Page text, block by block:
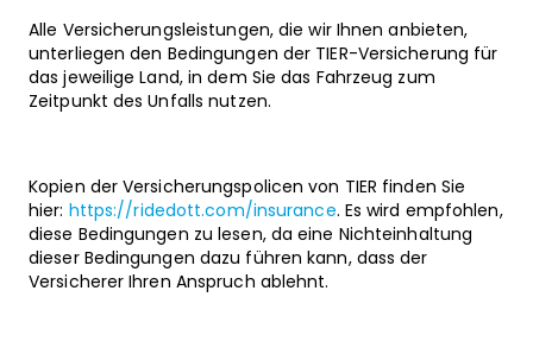
Alle Versicherungsleistungen, die wir Ihnen anbieten,
unterliegen den Bedingungen der TIER-Versicherung für
das jeweilige Land, in dem Sie das Fahrzeug zum
Zeitpunkt des Unfalls nutzen.
Kopien der Versicherungspolicen von TIER finden Sie
hier: https://ridedott.com/insurance. Es wird empfohlen,
diese Bedingungen zu lesen, da eine Nichteinhaltung
dieser Bedingungen dazu führen kann, dass der
Versicherer Ihren Anspruch ablehnt.